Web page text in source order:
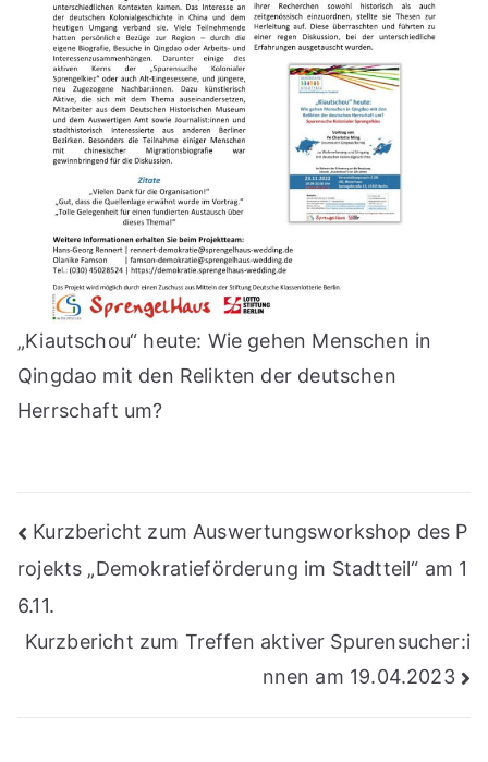
„Kiautschou“ heute: Wie gehen Menschen in
Qingdao mit den Relikten der deutschen
Herrschaft um?
Beitragsnavigation
Kurzbericht zum Auswertungsworkshop des P
rojekts „Demokratieförderung im Stadtteil“ am 1
6.11.
Kurzbericht zum Treffen aktiver Spurensucher:i
nnen am 19.04.2023